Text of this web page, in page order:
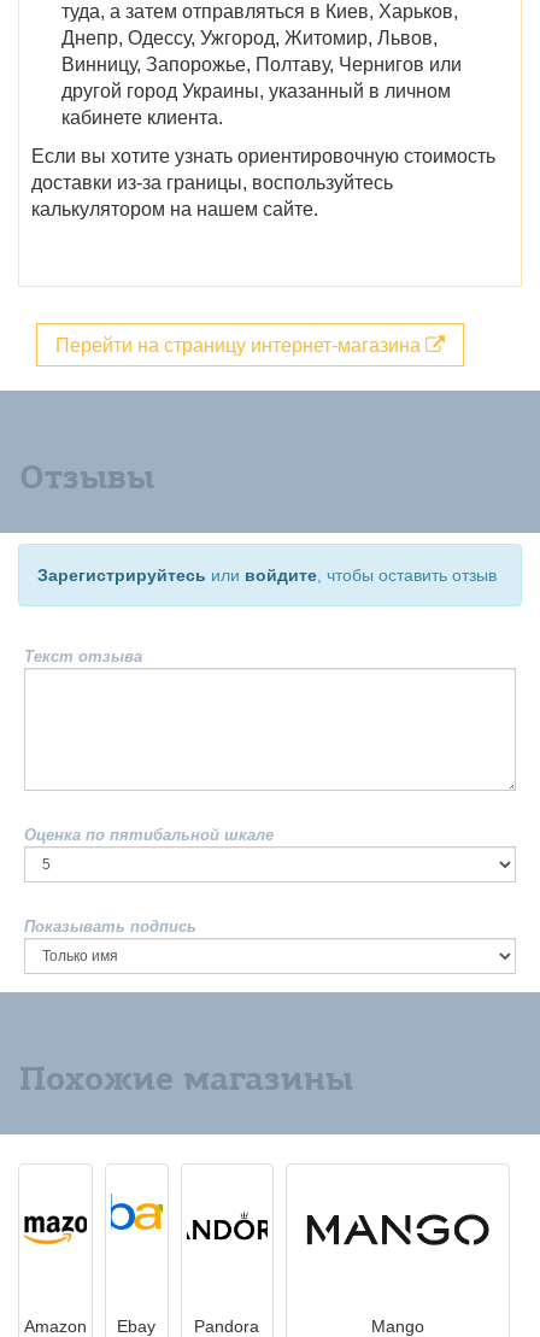
туда, а затем отправляться в Киев, Харьков,
Днепр, Одессу, Ужгород, Житомир, Львов,
Винницу, Запорожье, Полтаву, Чернигов или
другой город Украины, указанный в личном
кабинете клиента.
Если вы хотите узнать ориентировочную стоимость
доставки из-за границы, воспользуйтесь
калькулятором на нашем сайте.
Перейти на страницу интернет-магазина
Отзывы
Зарегистрируйтесь или войдите , чтобы оставить отзыв
Текст отзыва
Оценка по пятибальной шкале
Показывать подпись
Похожие магазины
Amazon Ebay Pandora Mango